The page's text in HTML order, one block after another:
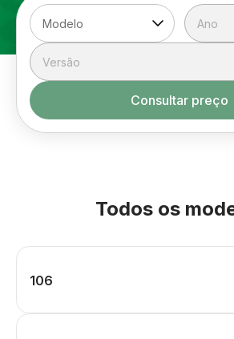
Consultar preço
Todos os
106